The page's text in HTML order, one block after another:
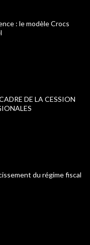
: le modèle Crocs
DE LA CESSION
du régime fiscal